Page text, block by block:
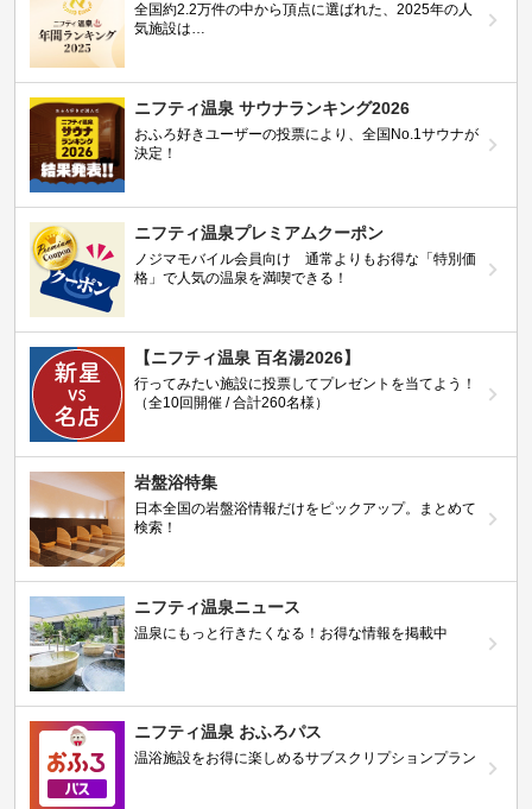
全国約2.2万件の中から頂点に選ばれた、2025年の人
気施設は…
ニフティ温泉 サウナランキング2026
おふろ好きユーザーの投票により、全国No.1サウナが
決定！
ニフティ温泉プレミアムクーポン
ノジマモバイル会員向け 通常よりもお得な「特別価
格」で人気の温泉を満喫できる！
【ニフティ温泉 百名湯2026】
行ってみたい施設に投票してプレゼントを当てよう！
（全10回開催 / 合計260名様）
岩盤浴特集
日本全国の岩盤浴情報だけをピックアップ。まとめて
検索！
ニフティ温泉ニュース
温泉にもっと行きたくなる！お得な情報を掲載中
ニフティ温泉 おふろパス
温浴施設をお得に楽しめるサブスクリプションプラン